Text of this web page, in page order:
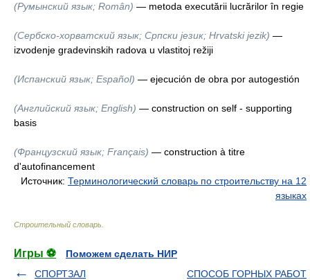
(Румынский язык; Român) — metoda executării lucrărilor în regie
(Сербско-хорватский язык; Српски језик; Hrvatski jezik) —
izvodenje gradevinskih radova u vlastitoj režiji
(Испанский язык; Español) — ejecución de obra por autogestión
(Английский язык; English) — construction on self - supporting
basis
(Французский язык; Français) — construction à titre
d'autofinancement
Источник: Терминологический словарь по строительству на 12
языках
Строительный словарь
Игры ⚽
Поможем сделать НИР
СПОРТЗАЛ
СПОСОБ ГОРНЫХ РАБОТ